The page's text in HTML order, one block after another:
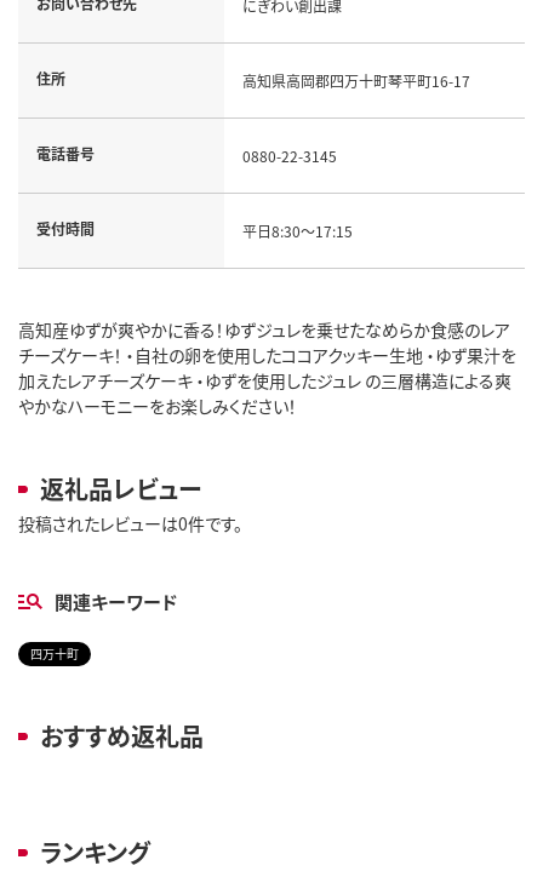
にぎわい創出課
住所 高知県高岡郡四万十町琴平町16-17
電話番号 0880-22-3145
受付時間 平日8:30～17:15
高知産ゆずが爽やかに香る！ゆずジュレを乗せたなめらか食感のレア
チーズケーキ！ ・自社の卵を使用したココアクッキー生地 ・ゆず果汁を
加えたレアチーズケーキ ・ゆずを使用したジュレ の三層構造による爽
やかなハーモニーをお楽しみください！
返礼品レビュー
投稿されたレビューは0件です。
関連キーワード
四万十町
おすすめ返礼品
ランキング